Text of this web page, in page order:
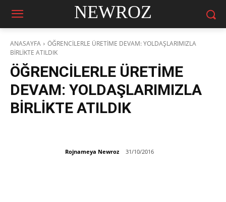
NEWROZ
ANASAYFA
ÖĞRENCİLERLE ÜRETİME DEVAM: YOLDAŞLARIMIZLA
BİRLİKTE ATILDIK
ÖĞRENCİLERLE ÜRETİME
DEVAM: YOLDAŞLARIMIZLA
BİRLİKTE ATILDIK
Rojnameya Newroz 31/10/2016